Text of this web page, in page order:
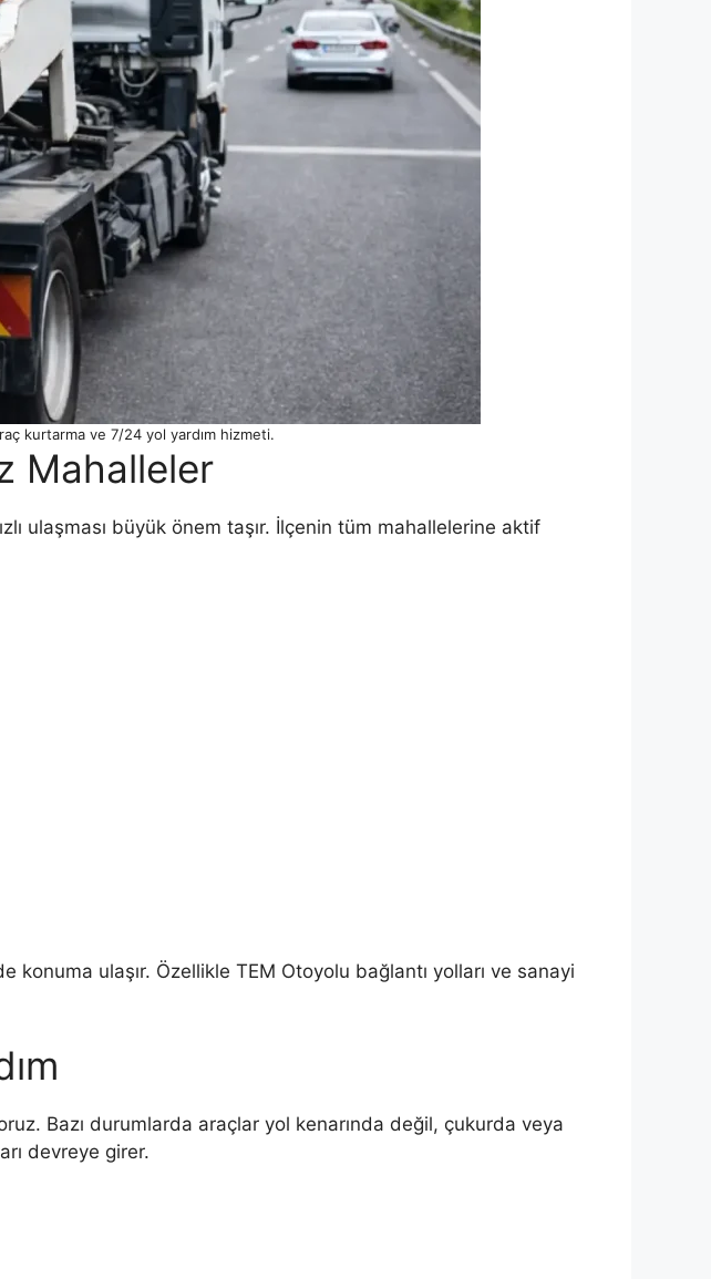
kurtarma ve 7/24 yol yardım hizmeti.
Mahalleler
ulaşması büyük önem taşır. İlçenin tüm mahallelerine aktif
konuma ulaşır. Özellikle TEM Otoyolu bağlantı yolları ve sanayi
Bazı durumlarda araçlar yol kenarında değil, çukurda veya
devreye girer.